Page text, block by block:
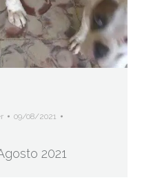
09/08/2021
2021